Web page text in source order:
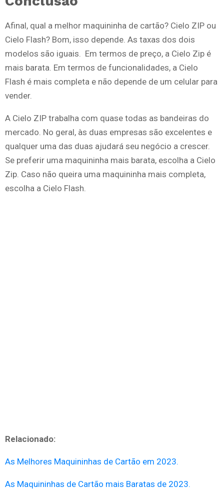
Afinal, qual a melhor maquininha de cartão? Cielo ZIP ou
Cielo Flash? Bom, isso depende. As taxas dos dois
modelos são iguais. Em termos de preço, a Cielo Zip é
mais barata. Em termos de funcionalidades, a Cielo
Flash é mais completa e não depende de um celular para
vender.
A Cielo ZIP trabalha com quase todas as bandeiras do
mercado. No geral, às duas empresas são excelentes e
qualquer uma das duas ajudará seu negócio a crescer.
Se preferir uma maquininha mais barata, escolha a Cielo
Zip. Caso não queira uma maquininha mais completa,
escolha a Cielo Flash.
Relacionado:
As Melhores Maquininhas de Cartão em 2023.
As Maquininhas de Cartão mais Baratas de 2023.